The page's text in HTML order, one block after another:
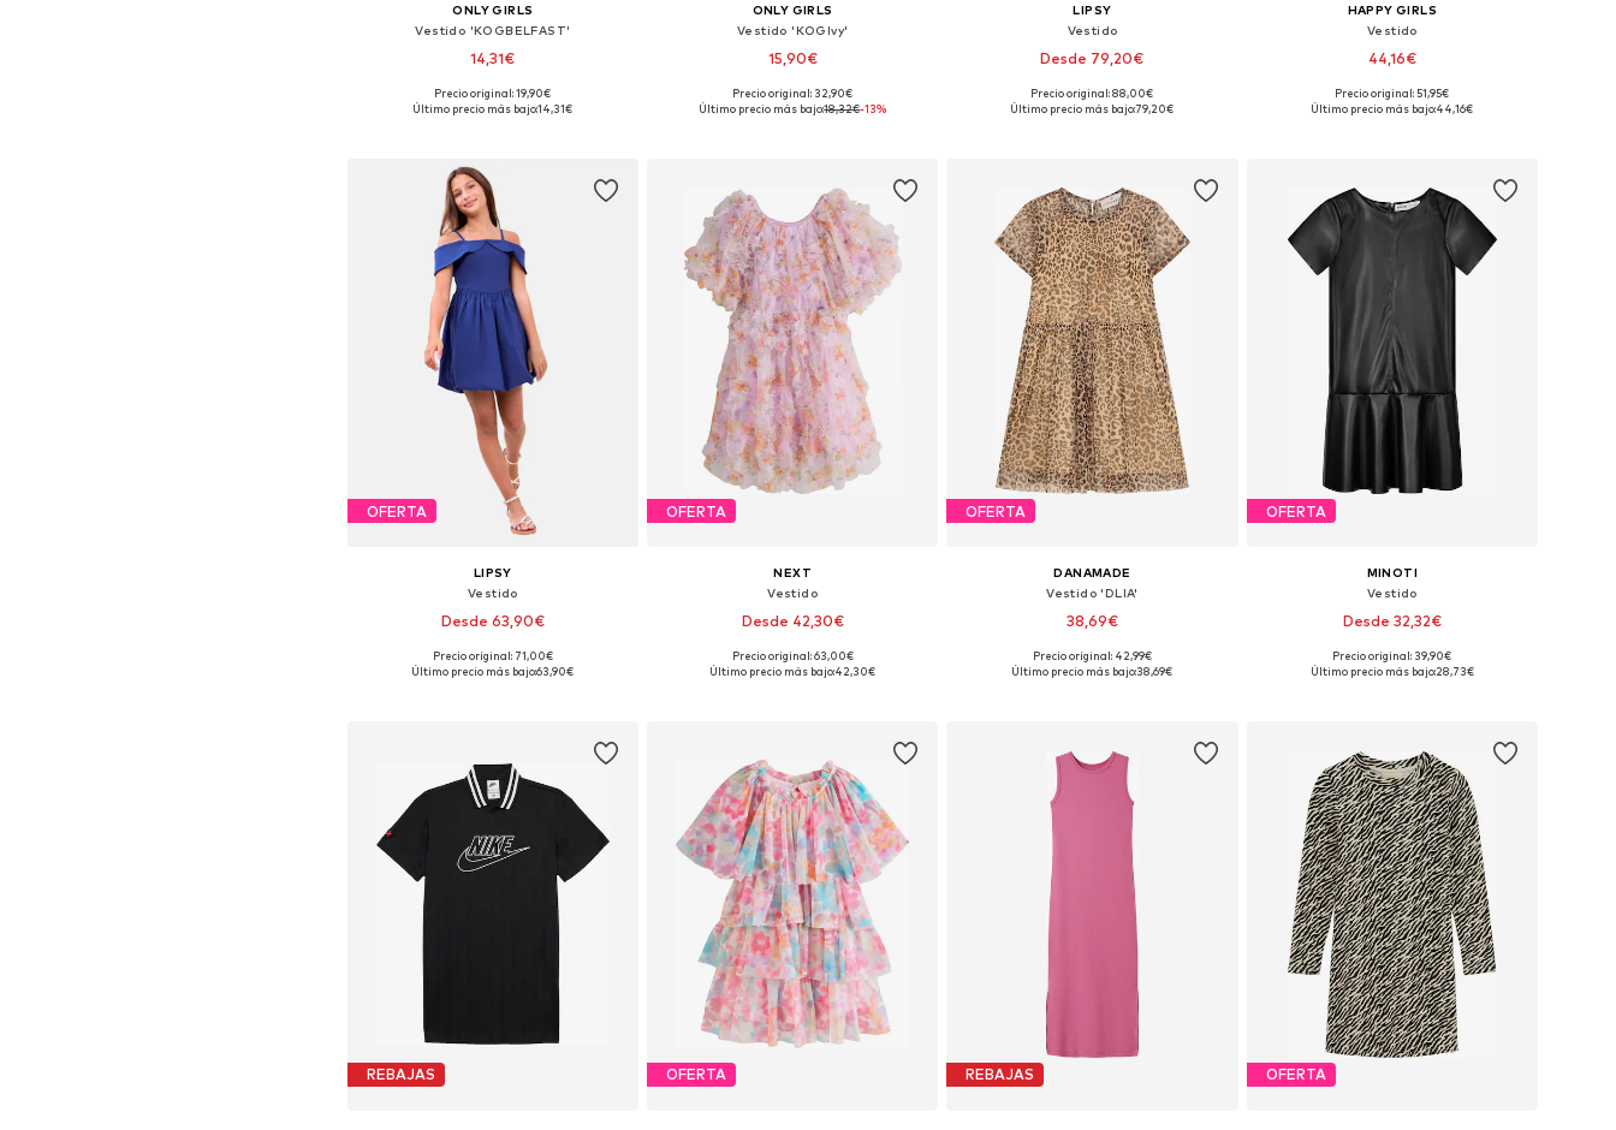
ONLY GIRLS
Vestido 'KOGBELFAST'
14,31€
Disponible en muchas tallas
Precio original: 19,90€
Último precio más bajo:14,31€
ONLY GIRLS
Vestido 'KOGIvy'
15,90€
Tallas disponibles: 134-140, 158-164
Precio original: 32,90€
Último precio más bajo:18,32€-13%
LIPSY
Vestido
Desde 79,20€
Disponible en muchas tallas
Precio original: 88,00€
Último precio más bajo:79,20€
HAPPY GIRLS
Vestido
44,16€
Disponible en muchas tallas
Precio original: 51,95€
Último precio más bajo:44,16€
OFERTA
LIPSY
Vestido
Desde 63,90€
Disponible en muchas tallas
Precio original: 71,00€
Último precio más bajo:63,90€
OFERTA
NEXT
Vestido
Desde 42,30€
Disponible en muchas tallas
Precio original: 63,00€
Último precio más bajo:42,30€
OFERTA
DANAMADE
Vestido 'DLIA'
38,69€
Disponible en muchas tallas
Precio original: 42,99€
Último precio más bajo:38,69€
OFERTA
MINOTI
Vestido
Desde 32,32€
Disponible en muchas tallas
Precio original: 39,90€
Último precio más bajo:28,73€
REBAJAS OFERTA REBAJAS OFERTA